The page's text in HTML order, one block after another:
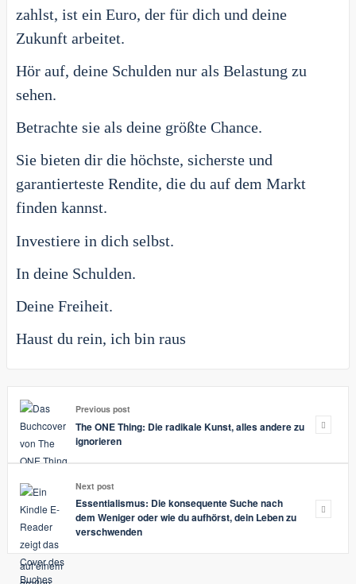
zahlst, ist ein Euro, der für dich und deine
Zukunft arbeitet.
Hör auf, deine Schulden nur als Belastung zu
sehen.
Betrachte sie als deine größte Chance.
Sie bieten dir die höchste, sicherste und
garantierteste Rendite, die du auf dem Markt
finden kannst.
Investiere in dich selbst.
In deine Schulden.
Deine Freiheit.
Haust du rein, ich bin raus
Previous post
The ONE Thing: Die radikale Kunst, alles andere zu
ignorieren
Next post
Essentialismus: Die konsequente Suche nach
dem Weniger oder wie du aufhörst, dein Leben zu
verschwenden